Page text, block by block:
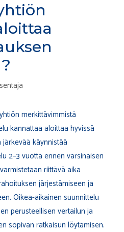
merkittävimmistä
kannattaa aloittaa hyvissä
käynnistää
2–3 vuotta ennen varsinaisen
riittävä aika
järjestämiseen ja
Oikea-aikainen suunnittelu
perusteellisen vertailun ja
sopivan ratkaisun löytämisen.